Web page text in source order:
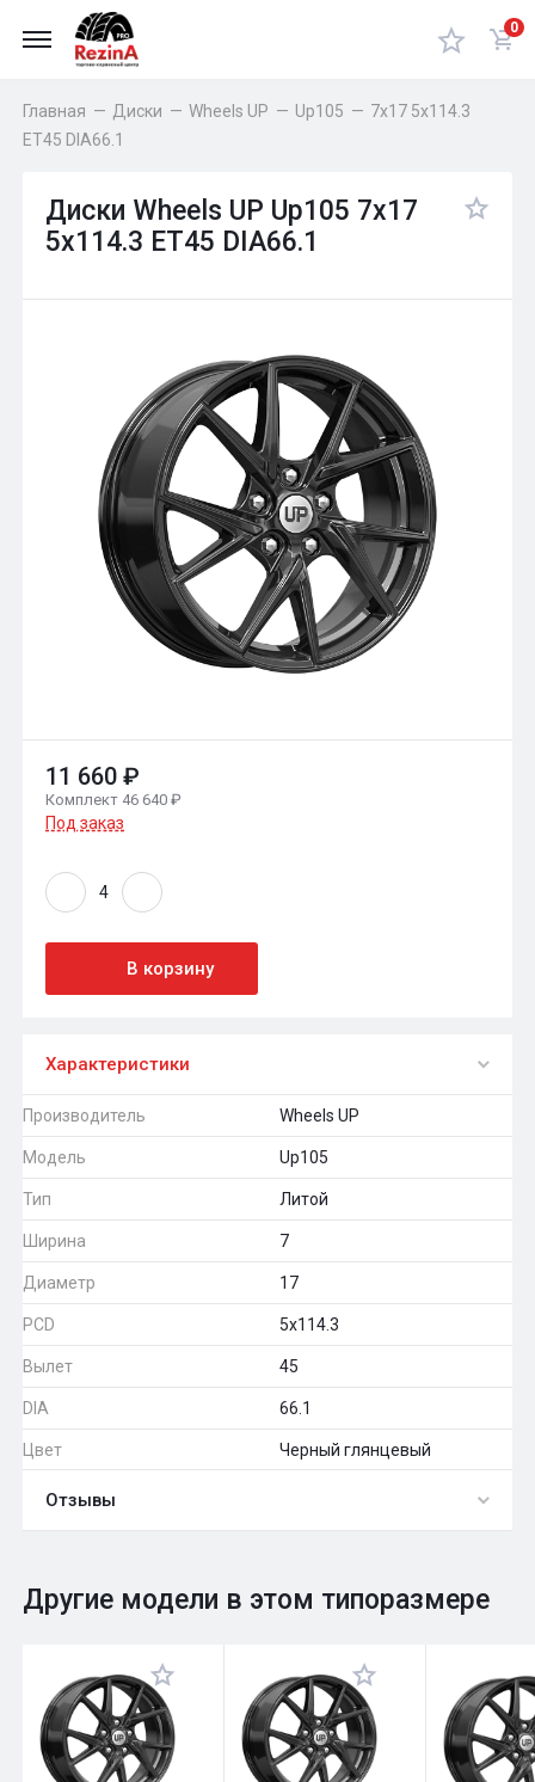
0
Главная — Диски — Wheels UP — Up105 — 7x17 5x114.3
ET45 DIA66.1
Диски Wheels UP Up105 7x17
5x114.3 ET45 DIA66.1
11 660 ₽
Комплект 46 640 ₽
Под заказ
В корзину
Характеристики
Производитель Wheels UP
Модель Up105
Тип Литой
Ширина 7
Диаметр 17
PCD 5x114.3
Вылет 45
DIA 66.1
Цвет Черный глянцевый
Отзывы
Оставить отзыв
Общий рейтинг 0
Другие модели в этом типоразмере